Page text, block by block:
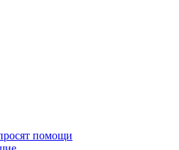
помощи